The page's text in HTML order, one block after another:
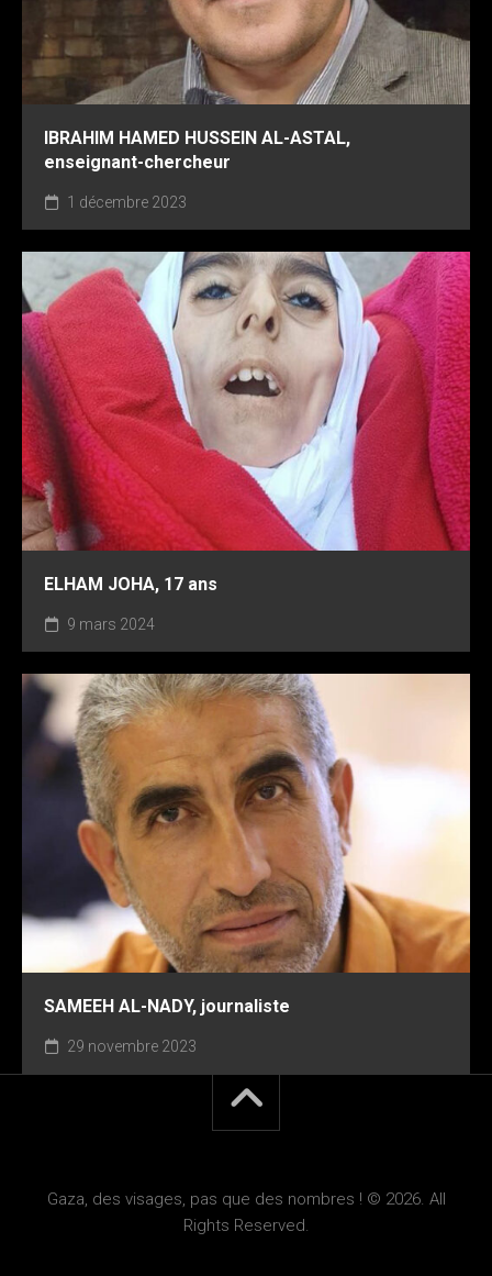
IBRAHIM HAMED HUSSEIN AL-ASTAL,
enseignant-chercheur
1 décembre 2023
ELHAM JOHA, 17 ans
9 mars 2024
SAMEEH AL-NADY, journaliste
29 novembre 2023
Gaza, des visages, pas que des nombres ! © 2026. All
Rights Reserved.